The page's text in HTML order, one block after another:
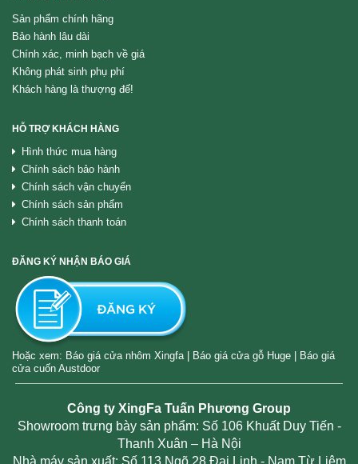
Sản phẩm chính hãng
Bảo hành lâu dài
Chính xác, minh bạch về giá
Không phát sinh phụ phí
Khách hàng là thượng đế!
HỖ TRỢ KHÁCH HÀNG
Hình thức mua hàng
Chính sách bảo hành
Chính sách vận chuyển
Chính sách sản phẩm
Chính sách thanh toán
ĐĂNG KÝ NHẬN BÁO GIÁ
Hoặc xem: Báo giá cửa nhôm Xingfa | Báo giá cửa gỗ Huge | Báo giá
cửa cuốn Austdoor
Công ty XingFa Tuấn Phương Group
Showroom trưng bày sản phẩm: Số 106 Khuất Duy Tiến -
Thanh Xuân – Hà Nội
Nhà máy sản xuất: Số 113 Ngõ 28 Đại Linh - Nam Từ Liêm